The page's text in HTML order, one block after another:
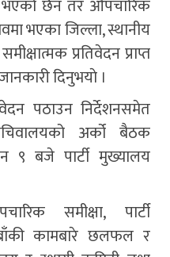
भएको छैन तर औपचारिक
भएका जिल्ला, स्थानीय
प्रतिवेदन प्राप्त
दिनुभयाे ।
पठाउन निर्देशनसमेत
अर्को बैठक
९ बजे पार्टी मुख्यालय
समीक्षा, पार्टी
कामबारे छलफल र